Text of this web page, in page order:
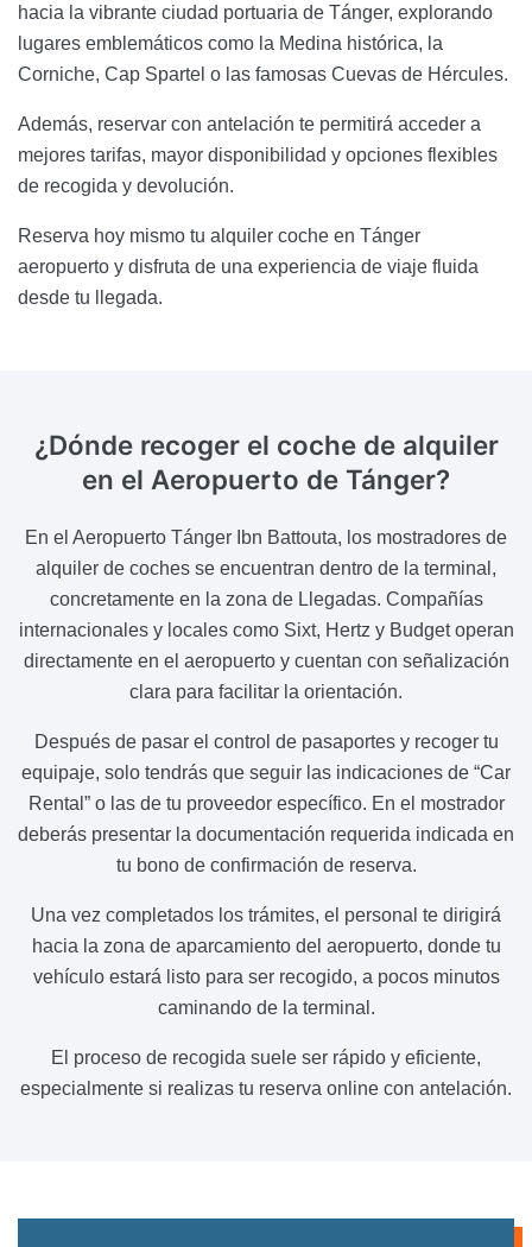
hacia la vibrante ciudad portuaria de Tánger, explorando
lugares emblemáticos como la Medina histórica, la
Corniche, Cap Spartel o las famosas Cuevas de Hércules.
Además, reservar con antelación te permitirá acceder a
mejores tarifas, mayor disponibilidad y opciones flexibles
de recogida y devolución.
Reserva hoy mismo tu alquiler coche en Tánger
aeropuerto y disfruta de una experiencia de viaje fluida
desde tu llegada.
¿Dónde recoger el coche de alquiler
en el Aeropuerto de Tánger?
En el Aeropuerto Tánger Ibn Battouta, los mostradores de
alquiler de coches se encuentran dentro de la terminal,
concretamente en la zona de Llegadas. Compañías
internacionales y locales como Sixt, Hertz y Budget operan
directamente en el aeropuerto y cuentan con señalización
clara para facilitar la orientación.
Después de pasar el control de pasaportes y recoger tu
equipaje, solo tendrás que seguir las indicaciones de “Car
Rental” o las de tu proveedor específico. En el mostrador
deberás presentar la documentación requerida indicada en
tu bono de confirmación de reserva.
Una vez completados los trámites, el personal te dirigirá
hacia la zona de aparcamiento del aeropuerto, donde tu
vehículo estará listo para ser recogido, a pocos minutos
caminando de la terminal.
El proceso de recogida suele ser rápido y eficiente,
especialmente si realizas tu reserva online con antelación.